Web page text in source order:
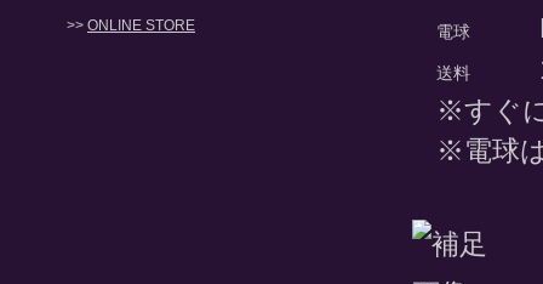
電球
送料
※すぐ
※電球
>> ONLINE STORE